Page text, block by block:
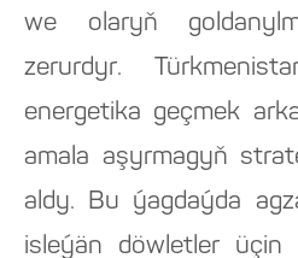
we olaryň
zerurdyr.
energetika geçmek
amala aşyrmagyň
aldy. Bu ýagdaýda
isleýän döwletler üçin